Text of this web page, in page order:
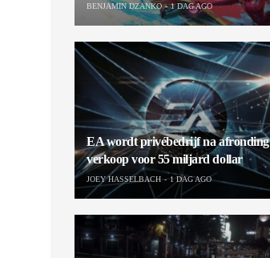
BENJAMIN DZANKO 1 DAG AGO
EA wordt privébedrijf na afronding
verkoop voor 55 miljard dollar
JOEY HASSELBACH 1 DAG AGO